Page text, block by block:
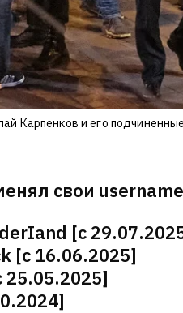
Карпенков и его
свои
[с
[с 16.06.2025]
25.05.2025]